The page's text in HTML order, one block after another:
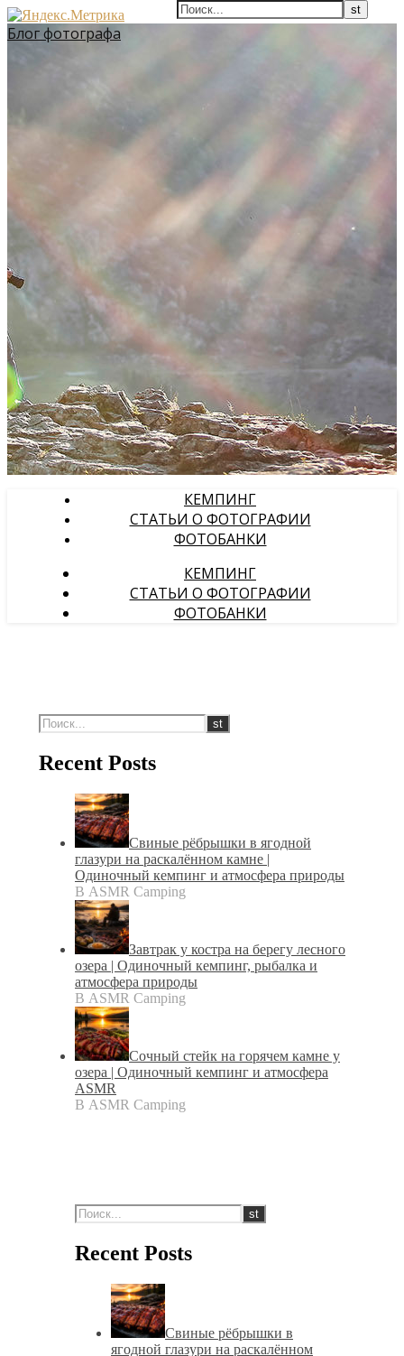
Блог фотографа
КЕМПИНГ
СТАТЬИ О ФОТОГРАФИИ
ФОТОБАНКИ
КЕМПИНГ
СТАТЬИ О ФОТОГРАФИИ
ФОТОБАНКИ
Recent Posts
Свиные рёбрышки в ягодной
глазури на раскалённом камне |
Одиночный кемпинг и атмосфера природы
В ASMR Camping
Завтрак у костра на берегу лесного
озера | Одиночный кемпинг, рыбалка и
атмосфера природы
В ASMR Camping
Сочный стейк на горячем камне у
озера | Одиночный кемпинг и атмосфера
ASMR
В ASMR Camping
Recent Posts
Свиные рёбрышки в
ягодной глазури на раскалённом